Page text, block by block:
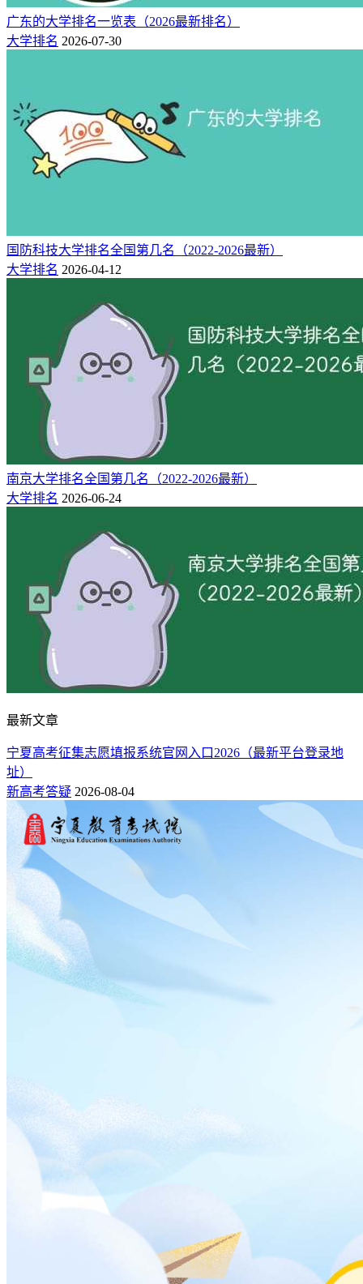
广东的大学排名一览表（2026最新排名）
大学排名 2026-07-30
国防科技大学排名全国第几名（2022-2026最新）
大学排名 2026-04-12
南京大学排名全国第几名（2022-2026最新）
大学排名 2026-06-24
最新文章
宁夏高考征集志愿填报系统官网入口2026（最新平台登录地
址）
新高考答疑 2026-08-04